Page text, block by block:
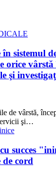
sistemul
orice
şi
de vârstă,
şi…
succes
cord